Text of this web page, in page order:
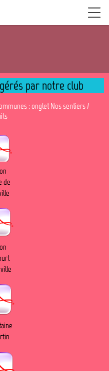
par notre club
: onglet Nos sentiers /
de